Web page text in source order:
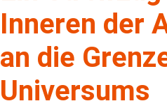
Inneren der
an die
Universums